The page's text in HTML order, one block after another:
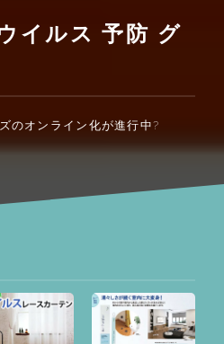
イルス 予防 グ
のオンライン化が進行中?